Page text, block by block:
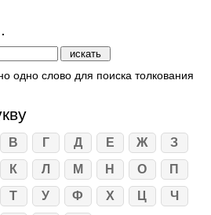
одно слово для поиска толкования
В Г Д Е Ж
З
К Л М Н О
П
Т У Ф Х Ц
Ч